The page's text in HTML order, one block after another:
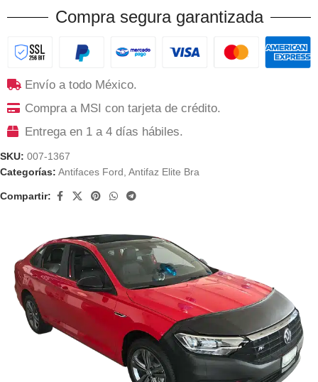
Compra segura garantizada
Envío a todo México.
Compra a MSI con tarjeta de crédito.
Entrega en 1 a 4 días hábiles.
SKU: 007-1367
Categorías: Antifaces Ford Antifaz Elite Bra
Compartir: